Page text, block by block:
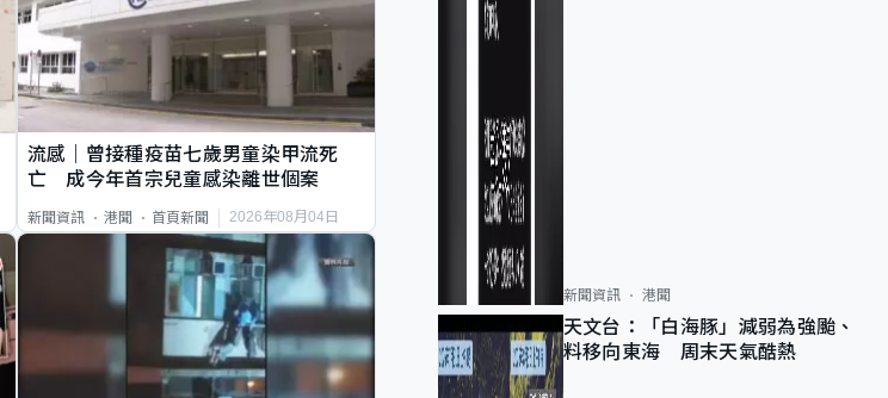
流感｜曾接種疫苗七歲男童染甲流死
亡 成今年首宗兒童感染離世個案
新聞資訊 港聞 首頁新聞 2026年08月04日
新聞資訊 港聞
天文台：「白海豚」減弱為強颱、
料移向東海 周末天氣酷熱